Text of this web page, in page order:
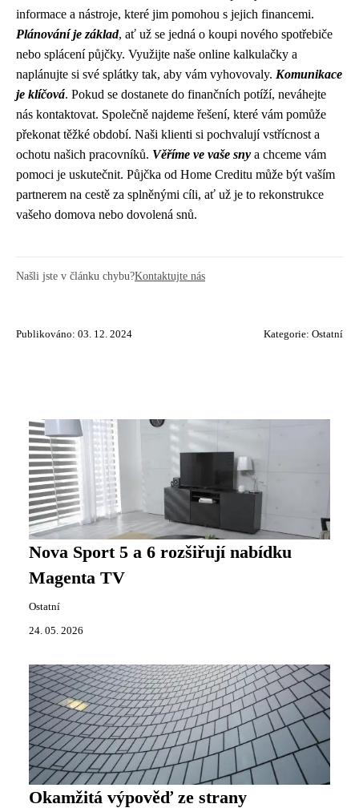
informace a nástroje, které jim pomohou s jejich financemi.
Plánování je základ, ať už se jedná o koupi nového spotřebiče
nebo splácení půjčky. Využijte naše online kalkulačky a
naplánujte si své splátky tak, aby vám vyhovovaly. Komunikace
je klíčová. Pokud se dostanete do finančních potíží, neváhejte
nás kontaktovat. Společně najdeme řešení, které vám pomůže
překonat těžké období. Naši klienti si pochvalují vstřícnost a
ochotu našich pracovníků. Věříme ve vaše sny a chceme vám
pomoci je uskutečnit. Půjčka od Home Creditu může být vaším
partnerem na cestě za splněnými cíli, ať už je to rekonstrukce
vašeho domova nebo dovolená snů.
Našli jste v článku chybu?Kontaktujte nás
Publikováno: 03. 12. 2024 Kategorie: Ostatní
Nova Sport 5 a 6 rozšiřují nabídku
Magenta TV
Ostatní
24. 05. 2026
Okamžitá výpověď ze strany